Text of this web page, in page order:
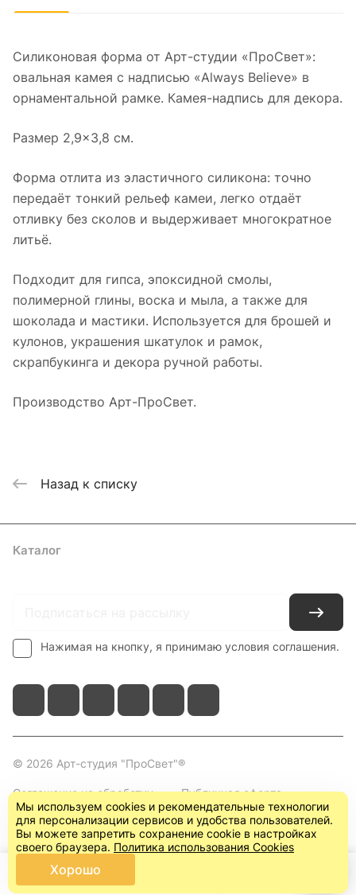
Силиконовая форма от Арт-студии «ПроСвет»:
овальная камея с надписью «Always Believe» в
орнаментальной рамке. Камея-надпись для декора.
Размер 2,9×3,8 см.
Форма отлита из эластичного силикона: точно
передаёт тонкий рельеф камеи, легко отдаёт
отливку без сколов и выдерживает многократное
литьё.
Подходит для гипса, эпоксидной смолы,
полимерной глины, воска и мыла, а также для
шоколада и мастики. Используется для брошей и
кулонов, украшения шкатулок и рамок,
скрапбукинга и декора ручной работы.
Производство Арт-ПроСвет.
Назад к списку
Каталог
Нажимая на кнопку, я принимаю условия соглашения.
© 2026 Арт-студия "ПроСвет"®
Соглашение на обработку
персональных данных
Публичная оферта
(пользовательское
соглашение)
Главная Каталог
Мы используем cookies и рекомендательные технологии
для персонализации сервисов и удобства пользователей.
Вы можете запретить сохранение cookie в настройках
своего браузера. Политика использования Cookies
Хорошо